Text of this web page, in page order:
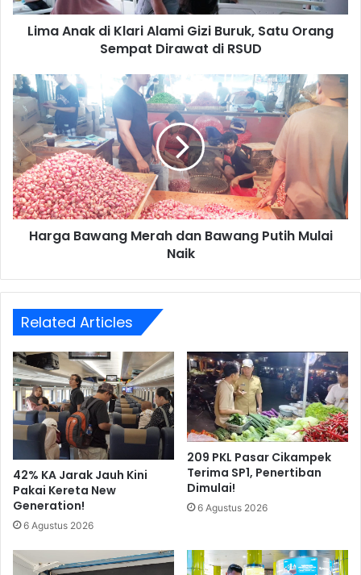
Orang
Sempat
RSUD
Lima Anak di Klari Alami Gizi Buruk, Satu Orang
Sempat Dirawat di RSUD
Harga
Bawang
Merah
dan
Bawang
Putih
Mulai
Naik
Harga Bawang Merah dan Bawang Putih Mulai
Naik
Related Articles
42% KA Jarak Jauh Kini
Pakai Kereta New
Generation!
6 Agustus 2026
209 PKL Pasar Cikampek
Terima SP1, Penertiban
Dimulai!
6 Agustus 2026